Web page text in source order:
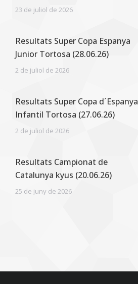
23 de juliol de 2026
Resultats Super Copa Espanya
Junior Tortosa (28.06.26)
2 de juliol de 2026
Resultats Super Copa d´Espanya
Infantil Tortosa (27.06.26)
2 de juliol de 2026
Resultats Campionat de
Catalunya kyus (20.06.26)
25 de juny de 2026